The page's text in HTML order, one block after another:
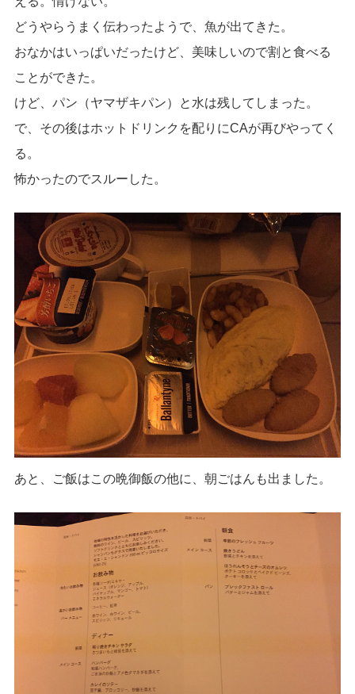
どうやらうまく伝わったようで、魚が出てきた。
おなかはいっぱいだったけど、美味しいので割と食べる
ことができた。
けど、パン（ヤマザキパン）と水は残してしまった。
で、その後はホットドリンクを配りにCAが再びやってく
る。
怖かったのでスルーした。
あと、ご飯はこの晩御飯の他に、朝ごはんも出ました。